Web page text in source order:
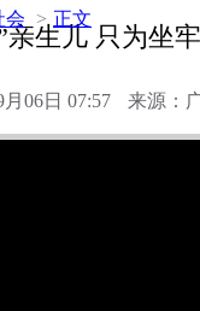
会 > 正文
亲生儿 只为坐
06日 07:57 来源：